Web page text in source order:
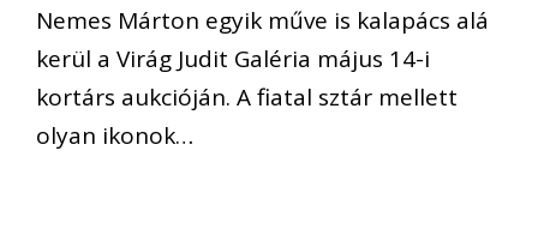
Nemes Márton egyik műve is kalapács alá
kerül a Virág Judit Galéria május 14-i
kortárs aukcióján. A fiatal sztár mellett
olyan ikonok…